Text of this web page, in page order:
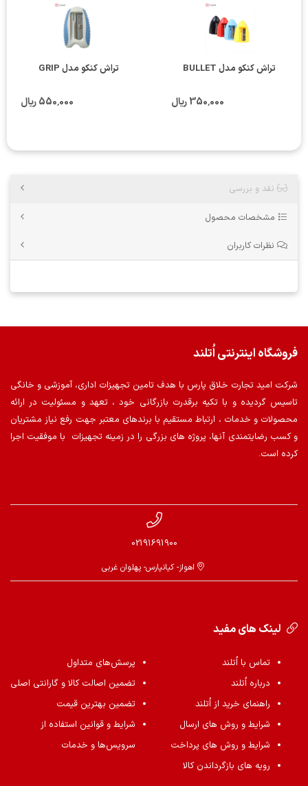
تراش کنکو مدل BULLET
350٬000 ریال
تراش کنکو مدل GRIP
550٬000 ریال
نقد و بررسی
مشخصات محصول
نظرات کاربران
فروشگاه اینترنتی اُتلند
شرکت امید تجارت خلاق پارس با هدف تامین تجهیزات اداری، آموزشی و خانگی
تاسیس گردیده و با تکیه برقدرت بازرگانی خود ، تعهد و مسئولیت در ارائه
محصولات و خدمات ، ارتباط مستقیم با برندهای معتبر جهت رفع نیاز مشتریان
و کسب رضایتمندی آنها، پروژه های بزرگی را در زمینه تجهیزات با موفقیت اجرا
کرده است.
02191691900
اهواز- کیانپارس- پهلوان غربی
لینک های مفید
تماس با اُتلند
درباره اُتلند
راهنمای خرید از اُتلند
شرایط و روش های ارسال
شرایط و روش های پرداخت
رویه های بازگرداندن کالا
پرسش‌های متداول
تضمین اصالت کالا و گارانتی اصلی
تضمین بهترین قیمت
شرایط و قوانین استفاده از
سرویس‌ها و خدمات